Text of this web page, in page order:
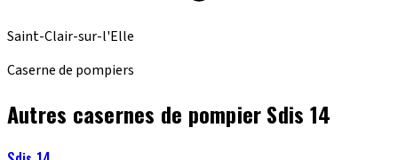
Saint-Clair-sur-l'Elle
Caserne de pompiers
Autres casernes de pompier Sdis 14